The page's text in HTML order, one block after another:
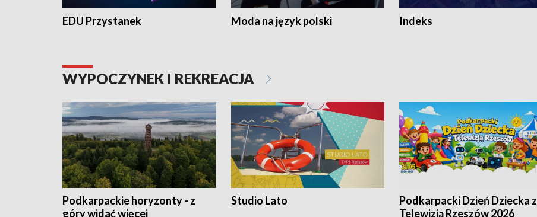
EDU Przystanek Moda na język polski Indeks
WYPOCZYNEK I REKREACJA
Podkarpackie horyzonty - z
góry widać więcej
Studio Lato
Podkarpacki Dzień Dziecka z
Telewizją Rzeszów 2026